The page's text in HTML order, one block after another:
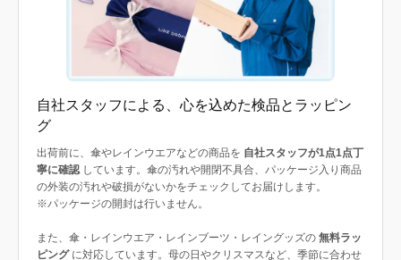
自社スタッフによる、心を込めた検品とラッピン
グ
出荷前に、傘やレインウエアなどの商品を 自社スタッフが1点1点丁
寧に確認しています。傘の汚れや開閉不具合、パッケージ入り商品
の外装の汚れや破損がないかをチェックしてお届けします。
※パッケージの開封は行いません。
また、傘・レインウエア・レインブーツ・レイングッズの 無料ラッ
ピングに対応しています。母の日やクリスマスなど、季節に合わせ